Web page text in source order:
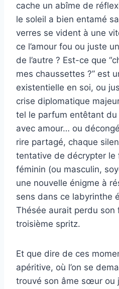
cache un abîme de
le soleil a bien entamé
verres se vident à une
ce l’amour fou ou juste
de l’autre ? Est-ce que
mes chaussettes ?” est
existentielle en soi, ou
crise diplomatique
tel le parfum entêtant
avec amour… ou
rire partagé, chaque
tentative de décrypter le
féminin (ou masculin,
une nouvelle énigme à
sens dans ce labyrinthe
Thésée aurait perdu son
troisième spritz.
Et que dire de ces
apéritive, où l’on se
trouvé son âme sœur ou